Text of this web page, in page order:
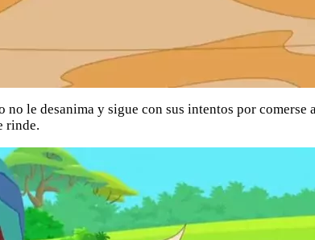
le desanima y sigue con sus intentos por
rinde.